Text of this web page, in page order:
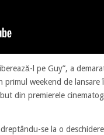
l pe Guy”, a
weekend de lansare
din premierele
se la o